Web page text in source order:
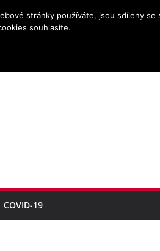
COVID-19
stránky používáte, jsou sdíleny
souhlasíte.